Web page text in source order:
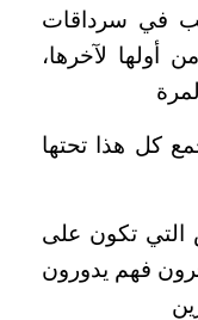
في سرداقات
أولها لآخرها،
كل هذا تحتها
تكون على
فهم يدورون